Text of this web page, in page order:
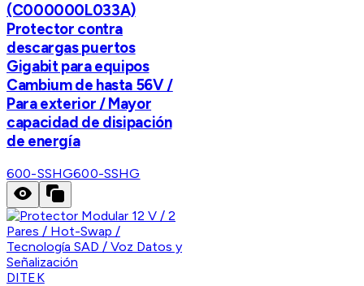
(C000000L033A)
Protector contra
descargas puertos
Gigabit para equipos
Cambium de hasta 56V /
Para exterior / Mayor
capacidad de disipación
de energía
600-SSHG600-SSHG
DITEK